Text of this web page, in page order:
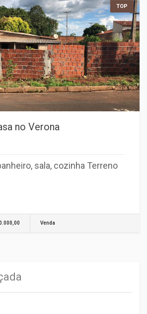
TOP
no Verona
sala, cozinha Terreno
Venda